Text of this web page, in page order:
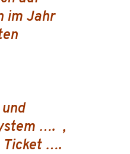
im Jahr
…. ,
Ticket ….